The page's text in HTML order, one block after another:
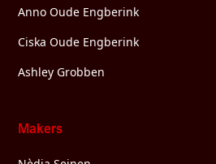
Anno Oude Engberink
Ciska Oude Engberink
Ashley Grobben
Makers